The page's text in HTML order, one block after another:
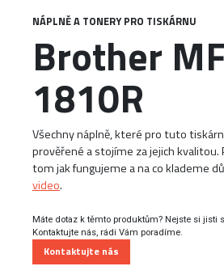
NÁPLNĚ A TONERY PRO TISKÁRNU
Brother
1810R
Všechny náplně, které pro tuto
prověřené a stojíme za jejich kvalitou.
tom jak fungujeme a na co klademe
video.
Máte dotaz k těmto produktům? Nejste si jisti
Kontaktujte nás, rádi Vám poradíme.
Kontaktujte nás